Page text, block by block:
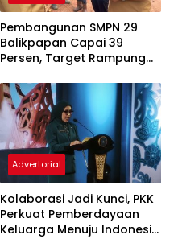
Pembangunan SMPN 29
Balikpapan Capai 39
Persen, Target Rampung
Advertorial
Kolaborasi Jadi Kunci, PKK
Perkuat Pemberdayaan
Keluarga Menuju Indonesia